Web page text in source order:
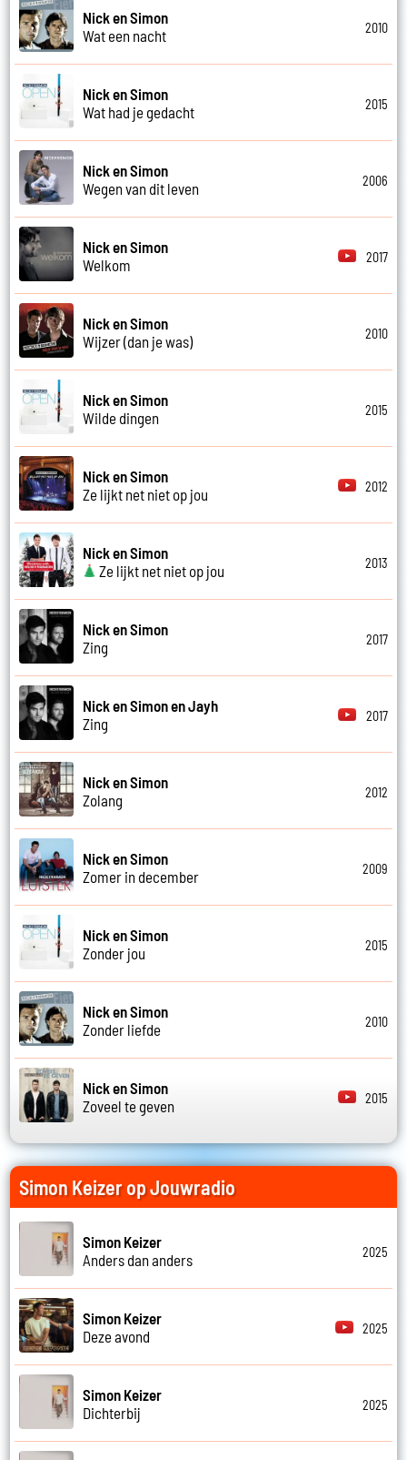
Nick en Simon
Wat een nacht
2010
Nick en Simon
Wat had je gedacht
2015
Nick en Simon
Wegen van dit leven
2006
Nick en Simon
Welkom
2017
Nick en Simon
Wijzer (dan je was)
2010
Nick en Simon
Wilde dingen
2015
Nick en Simon
Ze lijkt net niet op jou
2012
Nick en Simon
Ze lijkt net niet op jou
2013
Nick en Simon
Zing
2017
Nick en Simon en Jayh
Zing
2017
Nick en Simon
Zolang
2012
Nick en Simon
Zomer in december
2009
Nick en Simon
Zonder jou
2015
Nick en Simon
Zonder liefde
2010
Nick en Simon
Zoveel te geven
2015
Simon Keizer op Jouwradio
Simon Keizer
Anders dan anders
2025
Simon Keizer
Deze avond
2025
Simon Keizer
Dichterbij
2025